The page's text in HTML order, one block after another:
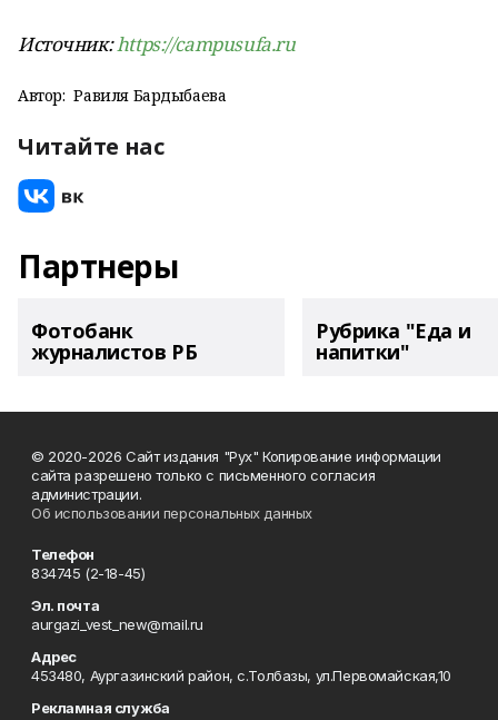
Источник:https://campusufa.ru
Автор: Равиля Бардыбаева
Читайте нас
Партнеры
Фотобанк
журналистов РБ
Рубрика "Еда и
напитки"
© 2020-2026 Сайт издания "Рух" Копирование информации
сайта разрешено только с письменного согласия
администрации.
Об использовании персональных данных
Телефон
834745 (2-18-45)
Эл. почта
aurgazi_vest_new@mail.ru
Адрес
453480, Аургазинский район, с.Толбазы, ул.Первомайская,10
Рекламная служба